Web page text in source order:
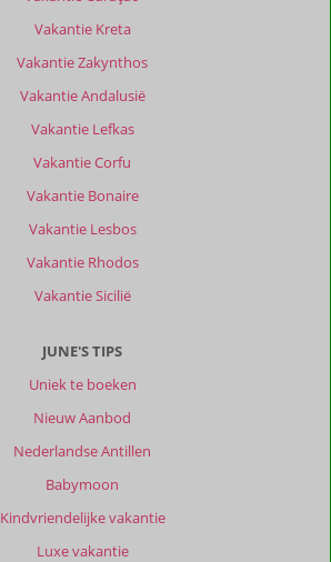
Vakantie Kreta
Vakantie Zakynthos
Vakantie Andalusië
Vakantie Lefkas
Vakantie Corfu
Vakantie Bonaire
Vakantie Lesbos
Vakantie Rhodos
Vakantie Sicilië
JUNE'S TIPS
Uniek te boeken
Nieuw Aanbod
Nederlandse Antillen
Babymoon
Kindvriendelijke vakantie
Luxe vakantie